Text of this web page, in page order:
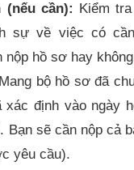
cần): Kiểm
sự về việc có
hồ sơ hay
Mang bộ hồ sơ đã
xác định vào ngày
Bạn sẽ cần nộp cả
yêu cầu).